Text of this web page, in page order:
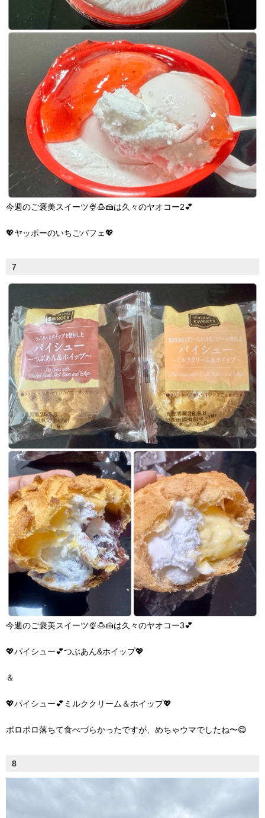
今週のご褒美スイーツ🍨🍮🍰は久々のヤオコー2💕
💖ヤッポーのいちごパフェ💖
7
今週のご褒美スイーツ🍨🍮🍰は久々のヤオコー3💕
💖パイシュー💕つぶあん&ホイップ💖
＆
💖パイシュー💕ミルククリーム＆ホイップ💖
ポロポロ落ちて食べづらかったですが、めちゃウマでしたね〜😋
8